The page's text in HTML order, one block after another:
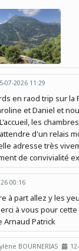
07-2026 11:29
en raod trip sur la
et Daniel et
les
d'un relais
adresse très
de convivialité
00:16
à part allez y les
à vous pour
Arnaud Patrick
BOURNERIAS